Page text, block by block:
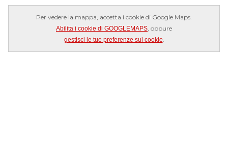
Per vedere la mappa, accetta i cookie di Google Maps.
Abilita i cookie di GOOGLEMAPS, oppure
gestisci le tue preferenze sui cookie.